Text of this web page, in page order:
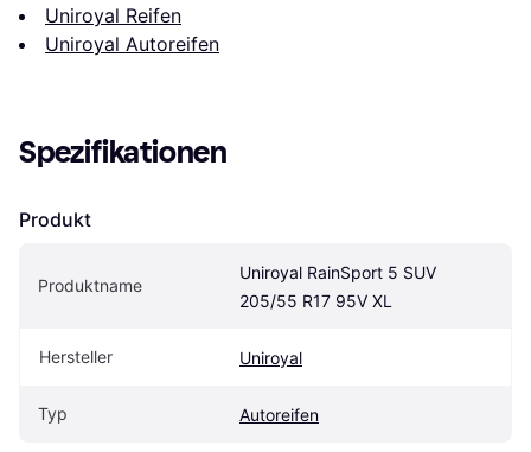
Uniroyal Reifen
Uniroyal Autoreifen
Spezifikationen
Produkt
Produktname
Uniroyal RainSport 5 SUV
205/55 R17 95V XL
Hersteller Uniroyal
Typ Autoreifen